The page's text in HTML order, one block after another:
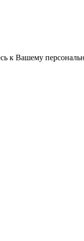
к Вашему